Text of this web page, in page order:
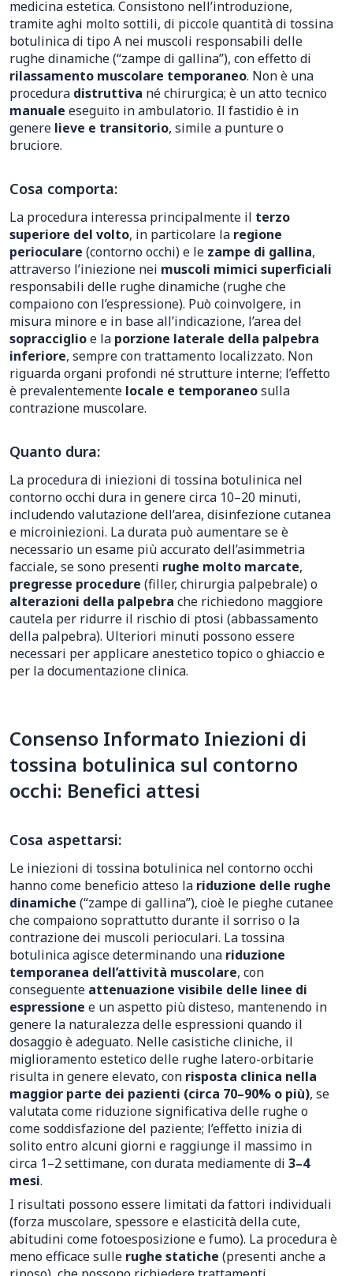
medicina estetica. Consistono nell’introduzione,
tramite aghi molto sottili, di piccole quantità di tossina
botulinica di tipo A nei muscoli responsabili delle
rughe dinamiche (“zampe di gallina”), con effetto di
rilassamento muscolare temporaneo. Non è una
procedura distruttiva né chirurgica; è un atto tecnico
manuale eseguito in ambulatorio. Il fastidio è in
genere lieve e transitorio, simile a punture o
bruciore.
Cosa comporta:
La procedura interessa principalmente il terzo
superiore del volto, in particolare la regione
perioculare (contorno occhi) e le zampe di gallina,
attraverso l’iniezione nei muscoli mimici superficiali
responsabili delle rughe dinamiche (rughe che
compaiono con l’espressione). Può coinvolgere, in
misura minore e in base all’indicazione, l’area del
sopracciglioe la porzione laterale della palpebra
inferiore, sempre con trattamento localizzato. Non
riguarda organi profondi né strutture interne; l’effetto
è prevalentemente locale e temporaneosulla
contrazione muscolare.
Quanto dura:
La procedura di iniezioni di tossina botulinica nel
contorno occhi dura in genere circa 10–20 minuti,
includendo valutazione dell’area, disinfezione cutanea
e microiniezioni. La durata può aumentare se è
necessario un esame più accurato dell’asimmetria
facciale, se sono presenti rughe molto marcate,
pregresse procedure (filler, chirurgia palpebrale) o
alterazioni della palpebra che richiedono maggiore
cautela per ridurre il rischio di ptosi (abbassamento
della palpebra). Ulteriori minuti possono essere
necessari per applicare anestetico topico o ghiaccio e
per la documentazione clinica.
Consenso Informato Iniezioni di
tossina botulinica sul contorno
occhi: Benefici attesi
Cosa aspettarsi:
Le iniezioni di tossina botulinica nel contorno occhi
hanno come beneficio atteso la riduzione delle rughe
dinamiche (“zampe di gallina”), cioè le pieghe cutanee
che compaiono soprattutto durante il sorriso o la
contrazione dei muscoli perioculari. La tossina
botulinica agisce determinando una riduzione
temporanea dell’attività muscolare, con
conseguente attenuazione visibile delle linee di
espressione e un aspetto più disteso, mantenendo in
genere la naturalezza delle espressioni quando il
dosaggio è adeguato. Nelle casistiche cliniche, il
miglioramento estetico delle rughe latero-orbitarie
risulta in genere elevato, con risposta clinica nella
maggior parte dei pazienti (circa 70–90% o più), se
valutata come riduzione significativa delle rughe o
come soddisfazione del paziente; l’effetto inizia di
solito entro alcuni giorni e raggiunge il massimo in
circa 1–2 settimane, con durata mediamente di 3–4
mesi.
I risultati possono essere limitati da fattori individuali
(forza muscolare, spessore e elasticità della cute,
abitudini come fotoesposizione e fumo). La procedura è
meno efficace sulle rughe statiche (presenti anche a